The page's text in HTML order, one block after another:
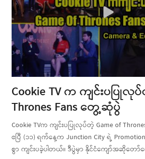
Cookie TV က ကျင်းပပြုလု
Thrones Fans တွေ့ဆုံပွဲ
Cookie TVက ကျင်းပပြုလုပ်တဲ့ Game of
ဧပြီ (၁၁) ရက်နေ့က Junction City ရဲ့
စွာ ကျင်းပခဲ့ပါတယ်။ ဒီပွဲမှာ နိုင်ငံကျော်အဆိုတေ